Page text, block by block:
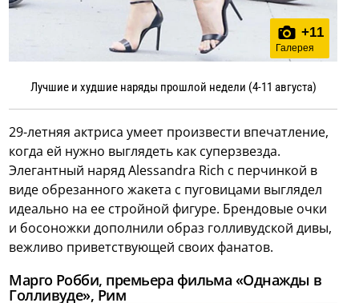
+11
Галерея
Лучшие и худшие наряды прошлой недели (4-11 августа)
29-летняя актриса умеет произвести впечатление,
когда ей нужно выглядеть как суперзвезда.
Элегантный наряд Alessandra Rich с перчинкой в
виде обрезанного жакета с пуговицами выглядел
идеально на ее стройной фигуре. Брендовые очки
и босоножки дополнили образ голливудской дивы,
вежливо приветствующей своих фанатов.
Марго Робби, премьера фильма «Однажды в
Голливуде», Рим